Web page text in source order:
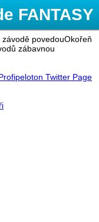
povedouOkořeň
zábavnou